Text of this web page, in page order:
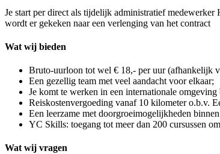
Je start per direct als tijdelijk administratief
wordt er gekeken naar een verlenging van het contract
Wat wij bieden
Bruto-uurloon tot wel € 18,- per uur (afhankelijk
Een gezellig team met veel aandacht voor elkaar;
Je komt te werken in een internationale omgeving
Reiskostenvergoeding vanaf 10 kilometer o.b.v.
Een leerzame met doorgroeimogelijkheden
YC Skills: toegang tot meer dan 200 cursussen
Wat wij vragen